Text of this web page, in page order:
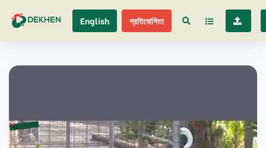
English প্রতিযোগিতা